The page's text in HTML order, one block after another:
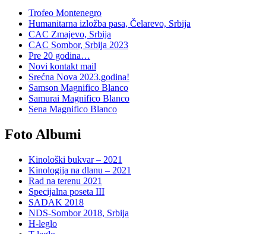
Trofeo Montenegro
Humanitarna izložba pasa, Čelarevo, Srbija
CAC Zmajevo, Srbija
CAC Sombor, Srbija 2023
Pre 20 godina…
Novi kontakt mail
Srećna Nova 2023.godina!
Samson Magnifico Blanco
Samurai Magnifico Blanco
Sena Magnifico Blanco
Foto Albumi
Kinološki bukvar – 2021
Kinologija na dlanu – 2021
Rad na terenu 2021
Specijalna poseta III
SADAK 2018
NDS-Sombor 2018, Srbija
H-leglo